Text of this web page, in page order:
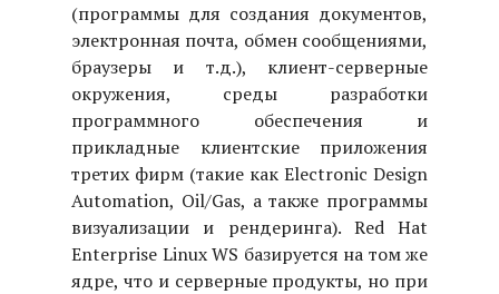
(программы для создания документов,
электронная почта, обмен сообщениями,
браузеры и т.д.), клиент-серверные
окружения, среды разработки
программного обеспечения и
прикладные клиентские приложения
третих фирм (такие как Electronic Design
Automation, Oil/Gas, а также программы
визуализации и рендеринга). Red Hat
Enterprise Linux WS базируется на том же
ядре, что и серверные продукты, но при